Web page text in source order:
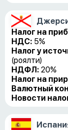
Налог на
НДС:5%
Налог у
(роялти)
НДФЛ:20%
Налог на
Валютный
Новости